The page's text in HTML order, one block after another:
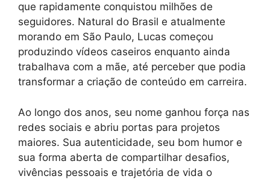
que rapidamente conquistou milhões de
seguidores. Natural do Brasil e atualmente
morando em São Paulo, Lucas começou
produzindo vídeos caseiros enquanto ainda
trabalhava com a mãe, até perceber que podia
transformar a criação de conteúdo em carreira.
Ao longo dos anos, seu nome ganhou força nas
redes sociais e abriu portas para projetos
maiores. Sua autenticidade, seu bom humor e
sua forma aberta de compartilhar desafios,
vivências pessoais e trajetória de vida o